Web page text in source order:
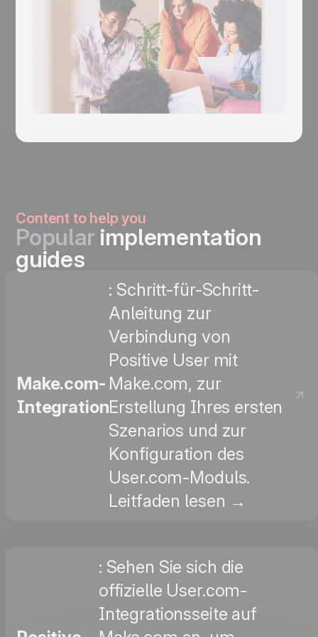
Content to help you
Popular implementation
guides
Make.com-
Integration
: Schritt-für-Schritt-
Anleitung zur
Verbindung von
Positive User mit
Make.com, zur
Erstellung Ihres ersten
Szenarios und zur
Konfiguration des
User.com-Moduls.
Leitfaden lesen →
: Sehen Sie sich die
offizielle User.com-
Integrationsseite auf